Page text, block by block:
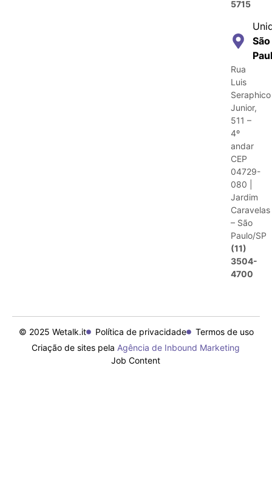
5715
São
Rua
Luis
Seraphico
Junior,
511 –
4º
andar
CEP
04729-
080 |
Jardim
Caravelas
– São
Paulo/SP
(11)
3504-
4700
© 2025 Wetalk.it Política de privacidade
Termos de uso
Criação de sites pela Agência de Inbound Marketing
Job Content